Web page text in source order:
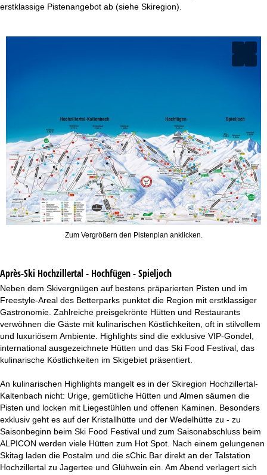
erstklassige Pistenangebot ab (siehe Skiregion).
Zum Vergrößern den Pistenplan anklicken.
Après-Ski Hochzillertal - Hochfügen - Spieljoch
Neben dem Skivergnügen auf bestens präparierten Pisten und im
Freestyle-Areal des Betterparks punktet die Region mit erstklassiger
Gastronomie. Zahlreiche preisgekrönte Hütten und Restaurants
verwöhnen die Gäste mit kulinarischen Köstlichkeiten, oft in stilvollem
und luxuriösem Ambiente. Highlights sind die exklusive VIP-Gondel,
international ausgezeichnete Hütten und das Ski Food Festival, das
kulinarische Köstlichkeiten im Skigebiet präsentiert.
An kulinarischen Highlights mangelt es in der Skiregion Hochzillertal-
Kaltenbach nicht: Urige, gemütliche Hütten und Almen säumen die
Pisten und locken mit Liegestühlen und offenen Kaminen. Besonders
exklusiv geht es auf der Kristallhütte und der Wedelhütte zu - zu
Saisonbeginn beim Ski Food Festival und zum Saisonabschluss beim
ALPICON werden viele Hütten zum Hot Spot. Nach einem gelungenen
Skitag laden die Postalm und die sChic Bar direkt an der Talstation
Hochzillertal zu Jagertee und Glühwein ein. Am Abend verlagert sich